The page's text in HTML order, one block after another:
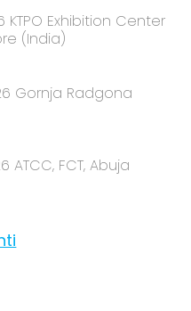
Exhibition Center
(India)
Gornja Radgona
FCT, Abuja